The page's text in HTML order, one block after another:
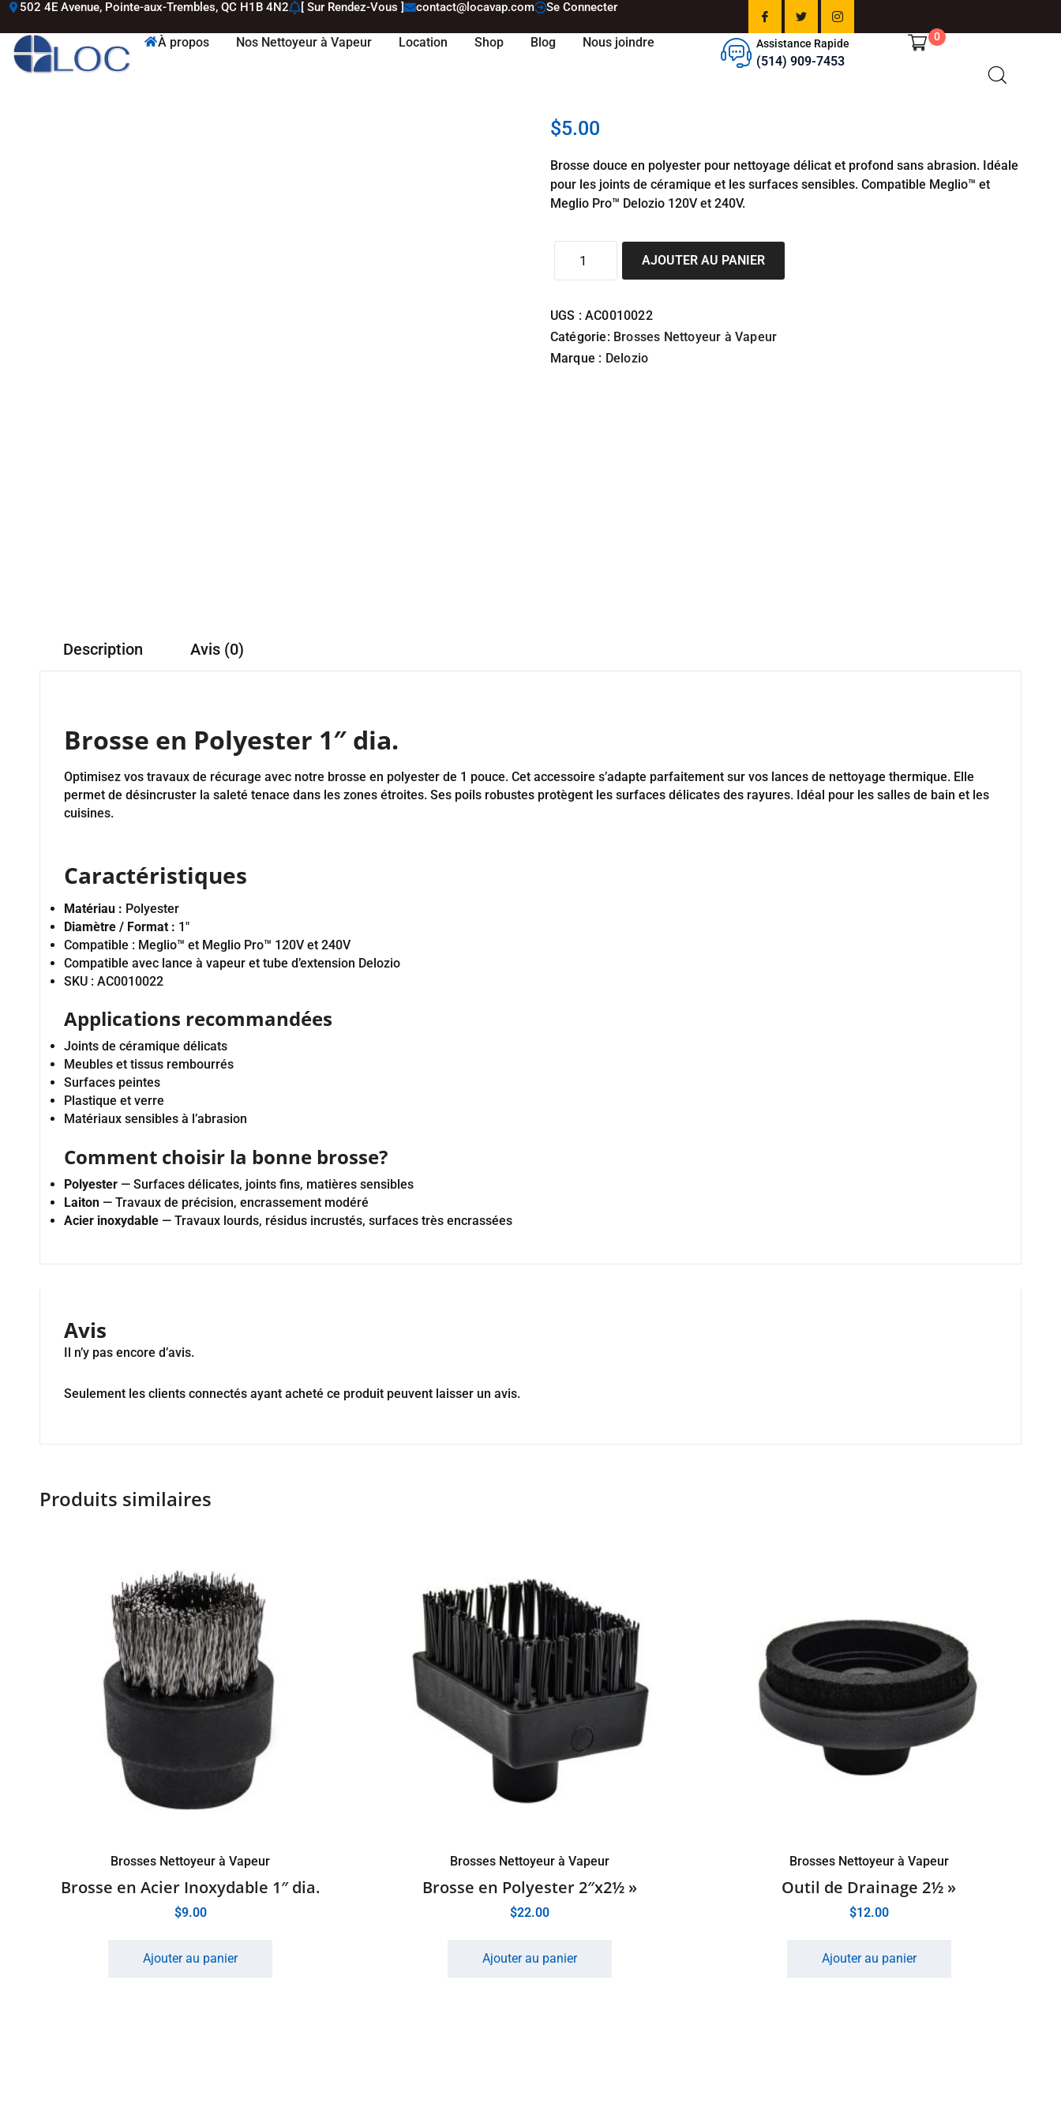
502 4E Avenue, Pointe-aux-Trembles, QC H1B 4N2 [ Sur Rendez-Vous ] contact@locavap.com Se Connecter
À propos Nos Nettoyeur à Vapeur Location Shop Blog Nous joindre Assistance Rapide
(514) 909-7453
0
$5.00
Brosse douce en polyester pour nettoyage délicat et profond sans abrasion. Idéale
pour les joints de céramique et les surfaces sensibles. Compatible Meglio™ et
Meglio Pro™ Delozio 120V et 240V.
AJOUTER AU PANIER
UGS :AC0010022
Catégorie: Brosses Nettoyeur à Vapeur
Marque : Delozio
Description Avis (0)
Brosse en Polyester 1″ dia.
Optimisez vos travaux de récurage avec notre brosse en polyester de 1 pouce. Cet accessoire s’adapte parfaitement sur vos lances de nettoyage thermique. Elle
permet de désincruster la saleté tenace dans les zones étroites. Ses poils robustes protègent les surfaces délicates des rayures. Idéal pour les salles de bain et les
cuisines.
Caractéristiques
Matériau : Polyester
Diamètre / Format : 1″
Compatible : Meglio™ et Meglio Pro™ 120V et 240V
Compatible avec lance à vapeur et tube d’extension Delozio
SKU : AC0010022
Applications recommandées
Joints de céramique délicats
Meubles et tissus rembourrés
Surfaces peintes
Plastique et verre
Matériaux sensibles à l’abrasion
Comment choisir la bonne brosse?
Polyester — Surfaces délicates, joints fins, matières sensibles
Laiton — Travaux de précision, encrassement modéré
Acier inoxydable — Travaux lourds, résidus incrustés, surfaces très encrassées
Avis
Il n’y pas encore d’avis.
Seulement les clients connectés ayant acheté ce produit peuvent laisser un avis.
Produits similaires
Brosses Nettoyeur à Vapeur
Brosse en Acier Inoxydable 1″ dia.
$9.00
Ajouter au panier
Brosses Nettoyeur à Vapeur
Brosse en Polyester 2″x2½ »
$22.00
Ajouter au panier
Brosses Nettoyeur à Vapeur
Outil de Drainage 2½ »
$12.00
Ajouter au panier